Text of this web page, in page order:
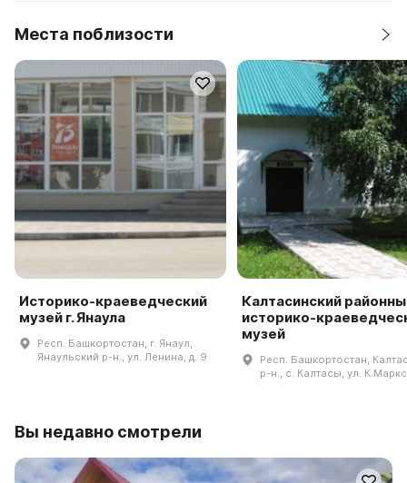
Места поблизости
Историко-краеведческий
музей г. Янаула
Респ. Башкортостан, г. Янаул,
Янаульский р-н., ул. Ленина, д. 9
Калтасинский
историко-
музей
Респ. Башкортостан,
р-н., с. Калтасы, ул.
Вы недавно смотрели